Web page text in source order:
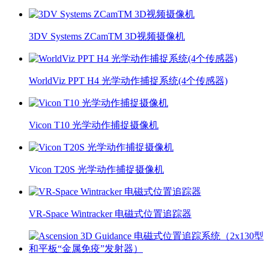
3DV Systems ZCamTM 3D视频摄像机
WorldViz PPT H4 光学动作捕捉系统(4个传感器)
Vicon T10 光学动作捕捉摄像机
Vicon T20S 光学动作捕捉摄像机
VR-Space Wintracker 电磁式位置追踪器